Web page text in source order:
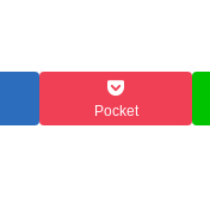
Pocket